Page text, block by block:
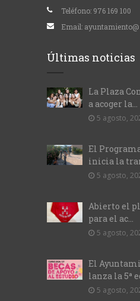
Teléfono: 976 169 100
Email:
Últimas noticias
La Plaza
a acoger la...
5 agosto,
El
inicia la
5 agosto,
Abierto el
para el ac...
5 agosto,
El
lanza la 5ª
5 agosto,